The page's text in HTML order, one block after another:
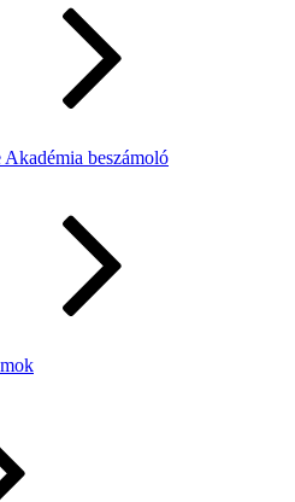
beszámoló